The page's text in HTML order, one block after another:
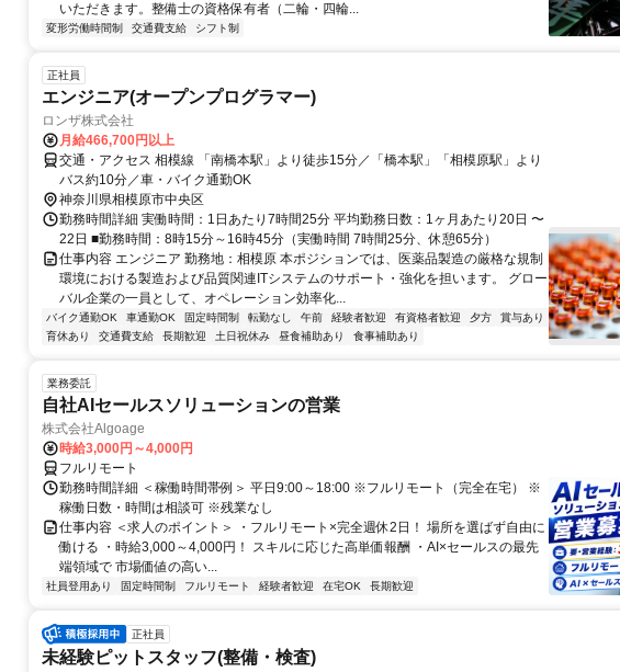
いただきます。整備士の資格保有者（二輪・四輪...
変形労働時間制 交通費支給 シフト制
正社員
エンジニア(オープンプログラマー)
ロンザ株式会社
月給466,700円以上
交通・アクセス 相模線 「南橋本駅」より徒歩15分／「橋本駅」「相模原駅」より
バス約10分／車・バイク通勤OK
神奈川県相模原市中央区
勤務時間詳細 実働時間：1日あたり7時間25分 平均勤務日数：1ヶ月あたり20日 〜
22日 ■勤務時間：8時15分～16時45分（実働時間 7時間25分、休憩65分）
仕事内容 エンジニア 勤務地：相模原 本ポジションでは、医薬品製造の厳格な規制
環境における製造および品質関連ITシステムのサポート・強化を担います。 グロー
バル企業の一員として、オペレーション効率化...
バイク通勤OK 車通勤OK 固定時間制 転勤なし 午前 経験者歓迎 有資格者歓迎 夕方
賞与あり
育休あり
交通費支給 長期歓迎 土日祝休み 昼食補助あり 食事補助あり
業務委託
自社AIセールスソリューションの営業
株式会社Algoage
時給3,000円～4,000円
フルリモート
勤務時間詳細 ＜稼働時間帯例＞ 平日9:00～18:00 ※フルリモート（完全在宅） ※
稼働日数・時間は相談可 ※残業なし
仕事内容 ＜求人のポイント＞ ・フルリモート×完全週休2日！ 場所を選ばず自由に
働ける ・時給3,000～4,000円！ スキルに応じた高単価報酬 ・AI×セールスの最先
端領域で 市場価値の高い...
社員登用あり 固定時間制 フルリモート 経験者歓迎 在宅OK 長期歓迎
正社員
未経験ピットスタッフ(整備・検査)